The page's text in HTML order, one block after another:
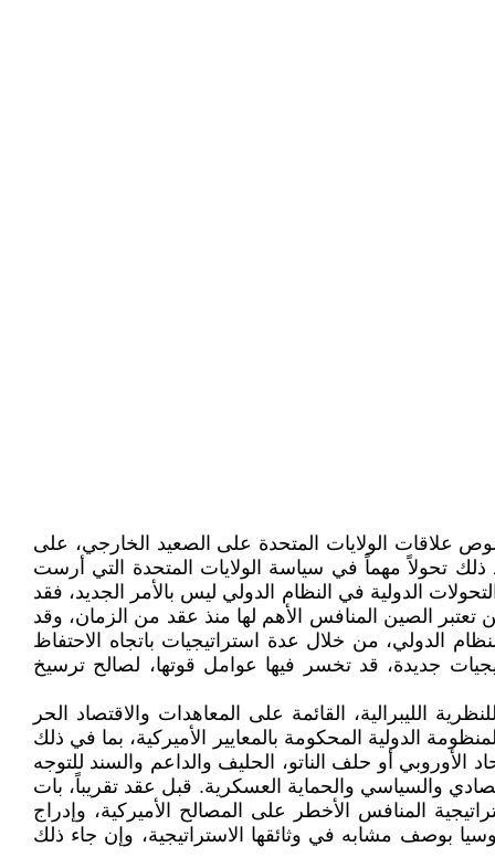
علاقات الولايات المتحدة على الصعيد الخارجي، على
ذلك تحولاً مهماً في سياسة الولايات المتحدة التي أرست
الدولية في النظام الدولي ليس بالأمر الجديد، فقد
الصين المنافس الأهم لها منذ عقد من الزمان، وقد
الدولي، من خلال عدة استراتيجيات باتجاه الاحتفاظ
جديدة، قد تخسر فيها عوامل قوتها، لصالح ترسيخ
الليبرالية، القائمة على المعاهدات والاقتصاد الحر
الدولية المحكومة بالمعايير الأميركية، بما في ذلك
الأوروبي أو حلف الناتو، الحليف والداعم والسند للتوجه
والسياسي والحماية العسكرية. قبل عقد تقريباً، بات
المنافس الأخطر على المصالح الأميركية، وإدراج
بوصف مشابه في وثائقها الاستراتيجية، وإن جاء ذلك